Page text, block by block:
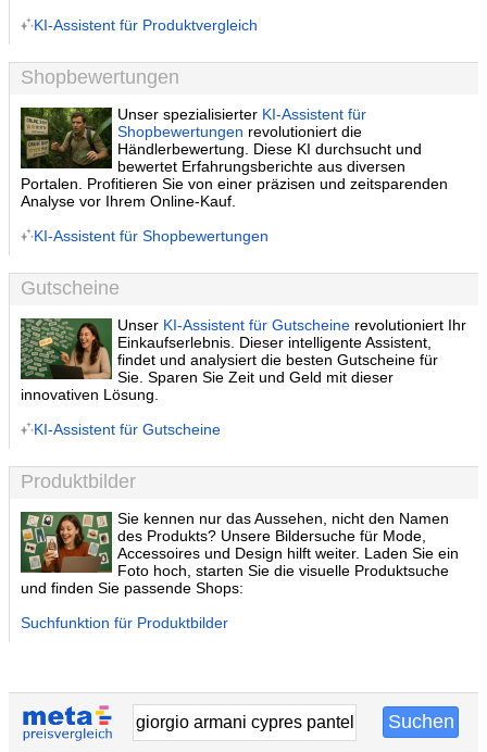
KI-Assistent für Produktvergleich
Shopbewertungen
Unser spezialisierter KI-Assistent für
Shopbewertungen revolutioniert die
Händlerbewertung. Diese KI durchsucht und
bewertet Erfahrungsberichte aus diversen
Portalen. Profitieren Sie von einer präzisen und zeitsparenden
Analyse vor Ihrem Online-Kauf.
KI-Assistent für Shopbewertungen
Gutscheine
Unser KI-Assistent für Gutscheine revolutioniert Ihr
Einkaufserlebnis. Dieser intelligente Assistent,
findet und analysiert die besten Gutscheine für
Sie. Sparen Sie Zeit und Geld mit dieser
innovativen Lösung.
KI-Assistent für Gutscheine
Produktbilder
Sie kennen nur das Aussehen, nicht den Namen
des Produkts? Unsere Bildersuche für Mode,
Accessoires und Design hilft weiter. Laden Sie ein
Foto hoch, starten Sie die visuelle Produktsuche
und finden Sie passende Shops:
Suchfunktion für Produktbilder